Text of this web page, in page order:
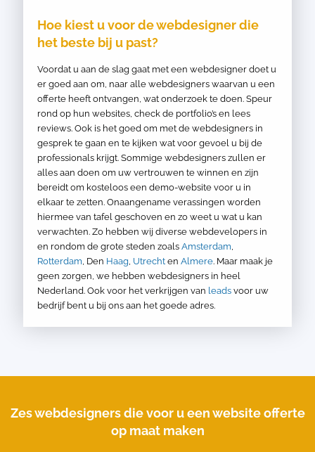
Hoe kiest u voor de webdesigner die
het beste bij u past?
Voordat u aan de slag gaat met een webdesigner doet u
er goed aan om, naar alle webdesigners waarvan u een
offerte heeft ontvangen, wat onderzoek te doen. Speur
rond op hun websites, check de portfolio’s en lees
reviews. Ook is het goed om met de webdesigners in
gesprek te gaan en te kijken wat voor gevoel u bij de
professionals krijgt. Sommige webdesigners zullen er
alles aan doen om uw vertrouwen te winnen en zijn
bereidt om kosteloos een demo-website voor u in
elkaar te zetten. Onaangename verassingen worden
hiermee van tafel geschoven en zo weet u wat u kan
verwachten. Zo hebben wij diverse webdevelopers in
en rondom de grote steden zoals Amsterdam,
Rotterdam, Den Haag, Utrecht en Almere. Maar maak je
geen zorgen, we hebben webdesigners in heel
Nederland. Ook voor het verkrijgen van leads voor uw
bedrijf bent u bij ons aan het goede adres.
Zes webdesigners die voor u een website offerte
op maat maken